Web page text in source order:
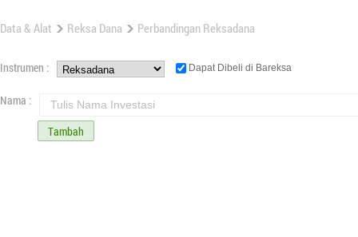
Data & Alat Reksa Dana Perbandingan Reksadana
Instrumen : Dapat Dibeli di Bareksa
Nama : Tulis Nama Investasi
Tambah